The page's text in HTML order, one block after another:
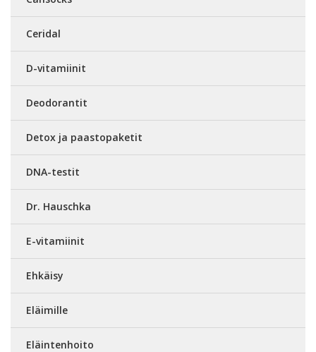
Ceridal
D-vitamiinit
Deodorantit
Detox ja paastopaketit
DNA-testit
Dr. Hauschka
E-vitamiinit
Ehkäisy
Eläimille
Eläintenhoito